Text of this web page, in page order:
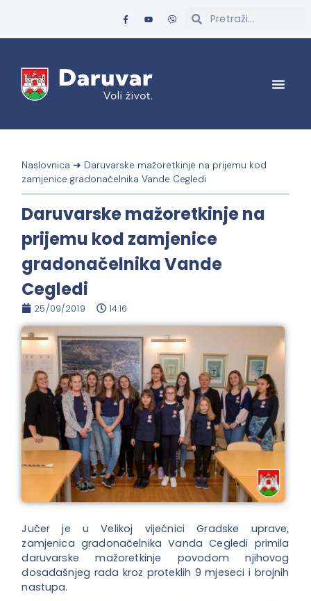
Naslovnica ➜ Daruvarske mažoretkinje na prijemu kod
zamjenice gradonačelnika Vande Cegledi
Daruvarske mažoretkinje na
prijemu kod zamjenice
gradonačelnika Vande
Cegledi
25/09/2019 14:16
Jučer je u Velikoj vijećnici Gradske uprave,
zamjenica gradonačelnika Vanda Cegledi primila
daruvarske mažoretkinje povodom njihovog
dosadašnjeg rada kroz proteklih 9 mjeseci i brojnih
nastupa.